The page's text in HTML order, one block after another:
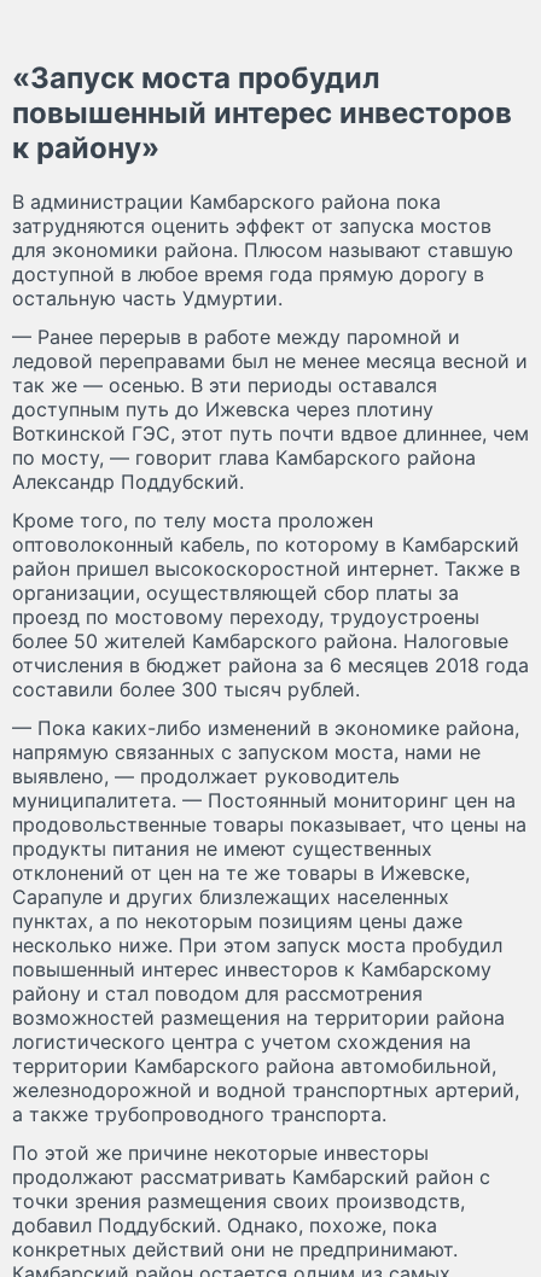
«Запуск моста пробудил
повышенный интерес инвесторов
к району»
В администрации Камбарского района пока
затрудняются оценить эффект от запуска мостов
для экономики района. Плюсом называют ставшую
доступной в любое время года прямую дорогу в
остальную часть Удмуртии.
— Ранее перерыв в работе между паромной и
ледовой переправами был не менее месяца весной и
так же — осенью. В эти периоды оставался
доступным путь до Ижевска через плотину
Воткинской ГЭС, этот путь почти вдвое длиннее, чем
по мосту, — говорит глава Камбарского района
Александр Поддубский.
Кроме того, по телу моста проложен
оптоволоконный кабель, по которому в Камбарский
район пришел высокоскоростной интернет. Также в
организации, осуществляющей сбор платы за
проезд по мостовому переходу, трудоустроены
более 50 жителей Камбарского района. Налоговые
отчисления в бюджет района за 6 месяцев 2018 года
составили более 300 тысяч рублей.
— Пока каких-либо изменений в экономике района,
напрямую связанных с запуском моста, нами не
выявлено, — продолжает руководитель
муниципалитета. — Постоянный мониторинг цен на
продовольственные товары показывает, что цены на
продукты питания не имеют существенных
отклонений от цен на те же товары в Ижевске,
Сарапуле и других близлежащих населенных
пунктах, а по некоторым позициям цены даже
несколько ниже. При этом запуск моста пробудил
повышенный интерес инвесторов к Камбарскому
району и стал поводом для рассмотрения
возможностей размещения на территории района
логистического центра с учетом схождения на
территории Камбарского района автомобильной,
железнодорожной и водной транспортных артерий,
а также трубопроводного транспорта.
По этой же причине некоторые инвесторы
продолжают рассматривать Камбарский район с
точки зрения размещения своих производств,
добавил Поддубский. Однако, похоже, пока
конкретных действий они не предпринимают.